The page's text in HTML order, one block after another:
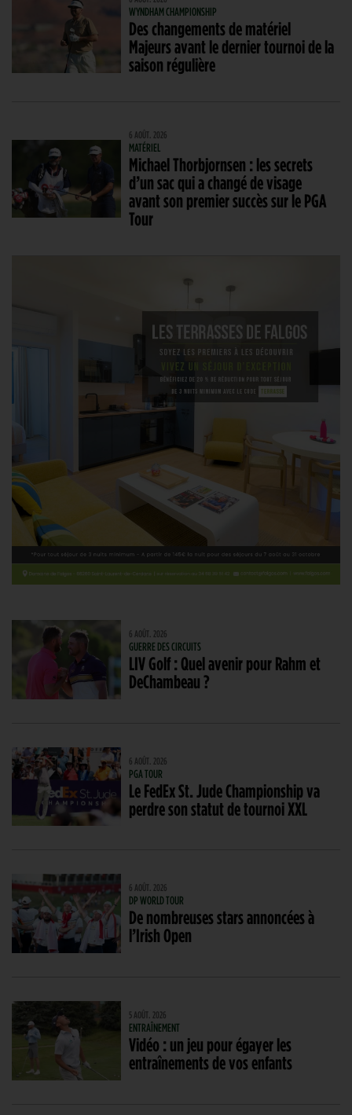
WYNDHAM CHAMPIONSHIP
Des changements de matériel
Majeurs avant le dernier tournoi de la
saison régulière
6 AOÛT. 2026
MATÉRIEL
Michael Thorbjornsen : les secrets
d’un sac qui a changé de visage
avant son premier succès sur le PGA
Tour
6 AOÛT. 2026
GUERRE DES CIRCUITS
LIV Golf : Quel avenir pour Rahm et
DeChambeau ?
6 AOÛT. 2026
PGA TOUR
Le FedEx St. Jude Championship va
perdre son statut de tournoi XXL
6 AOÛT. 2026
DP WORLD TOUR
De nombreuses stars annoncées à
l’Irish Open
5 AOÛT. 2026
ENTRAÎNEMENT
Vidéo : un jeu pour égayer les
entraînements de vos enfants